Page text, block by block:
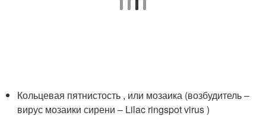
Кольцевая пятнистость , или мозаика (возбудитель –
вирус мозаики сирени – Lilac ringspot virus )